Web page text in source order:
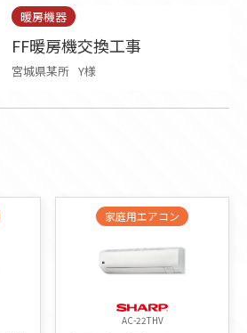
暖房機器
FF暖房機交換工事
宮城県某所 Y様
家庭用エアコン
AC-22THV